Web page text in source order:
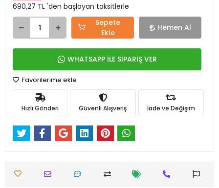
690,27 TL 'den başlayan taksitlerle
Sepete
Ekle
Hemen Al
WHATSAPP İLE SİPARİŞ VER
Favorilerime ekle
Hızlı Gönderi Güvenli Alışveriş İade ve Değişim